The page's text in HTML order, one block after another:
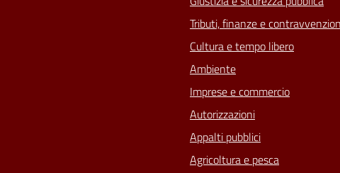
Tributi, finanze e
Cultura e tempo libero
Ambiente
Imprese e commercio
Autorizzazioni
Appalti pubblici
Agricoltura e pesca